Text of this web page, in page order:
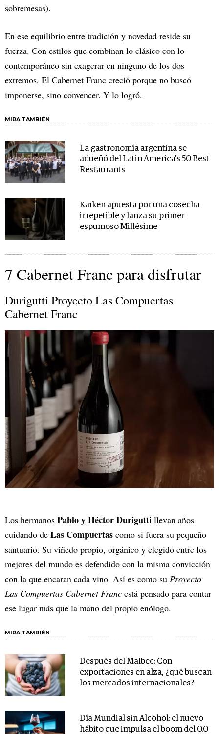
sobremesas).
En ese equilibrio entre tradición y novedad reside su
fuerza. Con estilos que combinan lo clásico con lo
contemporáneo sin exagerar en ninguno de los dos
extremos. El Cabernet Franc creció porque no buscó
imponerse, sino convencer. Y lo logró.
MIRA TAMBIÉN
La gastronomía argentina se
adueñó del Latin America's 50 Best
Restaurants
Kaiken apuesta por una cosecha
irrepetible y lanza su primer
espumoso Millésime
7 Cabernet Franc para disfrutar
Durigutti Proyecto Las Compuertas
Cabernet Franc
Los hermanos Pablo y Héctor Durigutti llevan años
cuidando de Las Compuertas como si fuera su pequeño
santuario. Su viñedo propio, orgánico y elegido entre los
mejores del mundo es defendido con la misma convicción
con la que encaran cada vino. Así es como su Proyecto
Las Compuertas Cabernet Franc está pensado para contar
ese lugar más que la mano del propio enólogo.
MIRA TAMBIÉN
Después del Malbec: Con
exportaciones en alza, ¿qué buscan
los mercados internacionales?
Día Mundial sin Alcohol: el nuevo
hábito que impulsa el boom del 0.0